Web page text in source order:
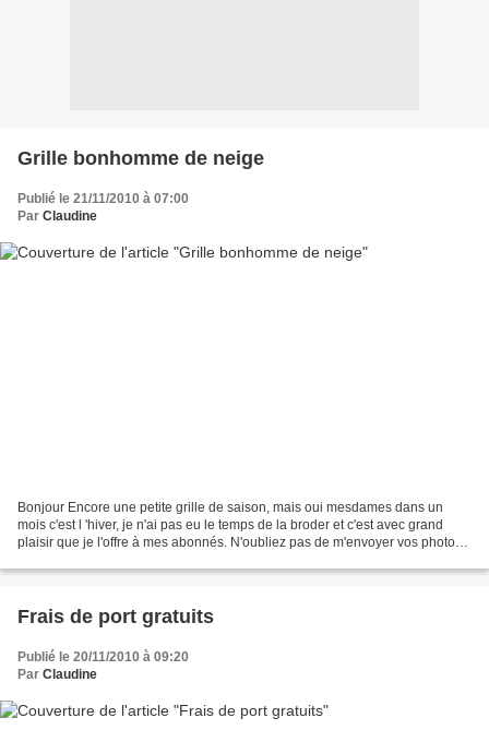
Grille bonhomme de neige
Publié le 21/11/2010 à 07:00
Par Claudine
Bonjour Encore une petite grille de saison, mais oui mesdames dans un
mois c'est l 'hiver, je n'ai pas eu le temps de la broder et c'est avec grand
plaisir que je l'offre à mes abonnés. N'oubliez pas de m'envoyer vos photos !
Frais de port gratuits
Publié le 20/11/2010 à 09:20
Par Claudine